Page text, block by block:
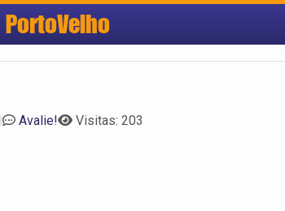
PortoVelho
Avalie! Visitas: 203